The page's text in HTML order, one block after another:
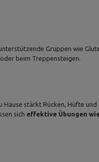
Gruppen wie
beim Treppensteigen.
stärkt Rücken, Hüfte
sich effektive Übungen